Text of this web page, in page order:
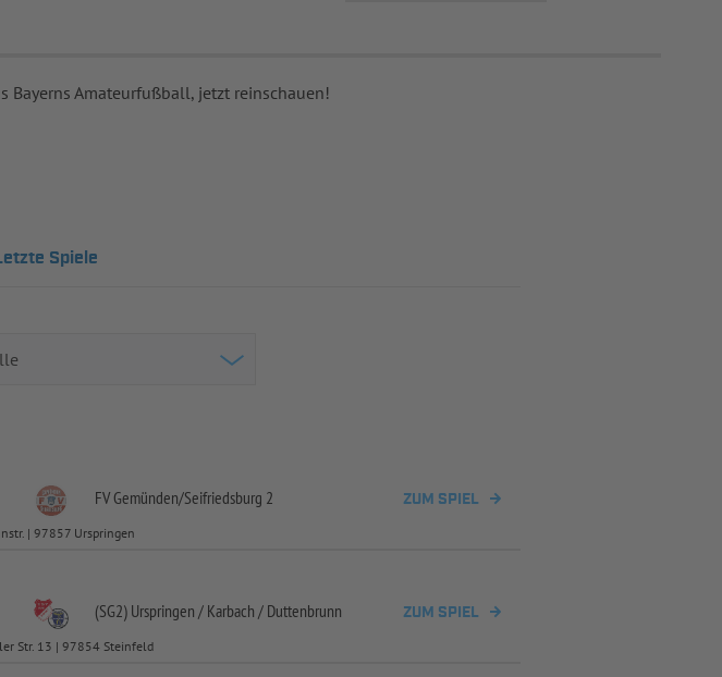
Bayerns Amateurfußball, jetzt reinschauen!
Spiele
FV Gemünden/Seifriedsburg 2 ZUM SPIEL
| 97857 Urspringen
(SG2) Urspringen / Karbach / Duttenbrunn ZUM SPIEL
Str. 13 | 97854 Steinfeld